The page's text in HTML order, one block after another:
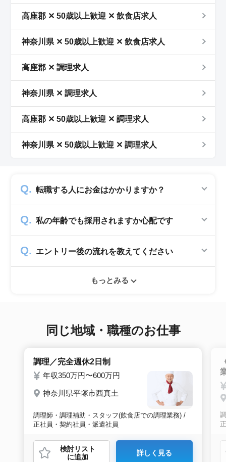
高座郡 ✕ 50歳以上歓迎 ✕ 飲食店求人
神奈川県 ✕ 50歳以上歓迎 ✕ 飲食店求人
高座郡 ✕ 調理求人
神奈川県 ✕ 調理求人
高座郡 ✕ 50歳以上歓迎 ✕ 調理求人
神奈川県 ✕ 50歳以上歓迎 ✕ 調理求人
転職する人にお金はかかりますか？
していますので、転職希望者の方からは費用は
一切発生致しません。
私の年齢でも採用されますか心配です
業のみ掲載をしています。60代・70代以上の
就職実績も多数ありますので年齢に気負いせず
ぜひ紹介依頼へ進んでください。
エントリー後の流れを教えてください
ーとヒアリングのお時間を頂きます。その後希
もっとみる
同じ地域・職種のお仕事
調理／完全週休2日制
年収350万円〜600万円
神奈川県平塚市西真土
調理師・調理補助・スタッフ(飲食店での調理業務) /
正社員・契約社員・派遣社員
検討リスト
に追加
詳しく見る